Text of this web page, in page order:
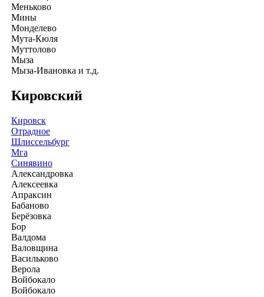
Меньково
Мины
Монделево
Мута-Кюля
Муттолово
Мыза
Мыза-Ивановка и т.д.
Кировский
Кировск
Отрадное
Шлиссельбург
Мга
Синявино
Александровка
Алексеевка
Апраксин
Бабаново
Берёзовка
Бор
Валдома
Валовщина
Васильково
Верола
Войбокало
Войбокало